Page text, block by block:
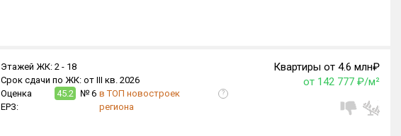
Этажей ЖК: 2 - 18
Срок сдачи по ЖК: от III кв. 2026
Оценка
ЕРЗ:
45.2 № 6 в ТОП новостроек
региона
?
Квартиры от 4.6 млн₽
от 142 777 ₽/м²